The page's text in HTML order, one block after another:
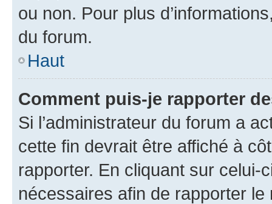
ou non. Pour plus
du forum.
Haut
Comment puis-je rapporter
Si l’administrateur du forum a
cette fin devrait être affiché à
rapporter. En cliquant sur
nécessaires afin de rapporter le